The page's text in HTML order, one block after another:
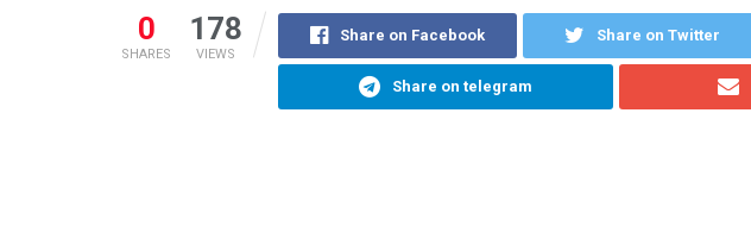
0
SHARES
178
VIEWS
Share on Facebook Share on Twitter
Share on telegram